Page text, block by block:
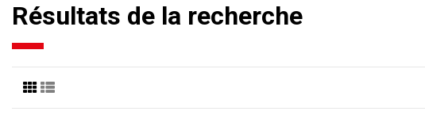
Résultats de la recherche